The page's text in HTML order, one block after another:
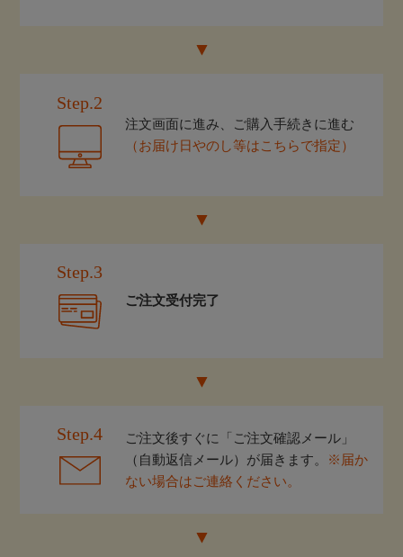
Step.2
注文画面に進み、ご購入手続きに進む
（お届け日やのし等はこちらで指定）
Step.3
ご注文受付完了
Step.4
ご注文後すぐに「ご注文確認メール」
（自動返信メール）が届きます。
※届か
ない場合はご連絡ください。